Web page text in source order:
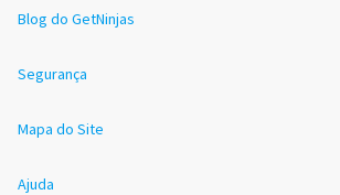
Blog do GetNinjas
Segurança
Mapa do Site
Ajuda